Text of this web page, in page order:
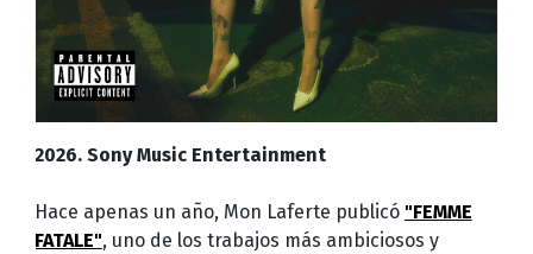
2026. Sony Music Entertainment
Hace apenas un año, Mon Laferte publicó "FEMME
FATALE", uno de los trabajos más ambiciosos y